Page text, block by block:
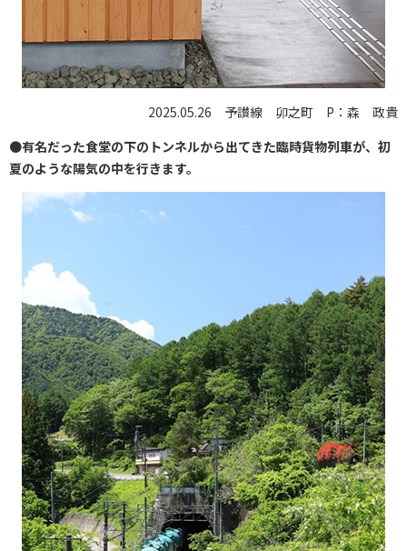
2025.05.26 予讃線 卯之町 P：森 政貴
●有名だった食堂の下のトンネルから出てきた臨時貨物列車が、初
夏のような陽気の中を行きます。